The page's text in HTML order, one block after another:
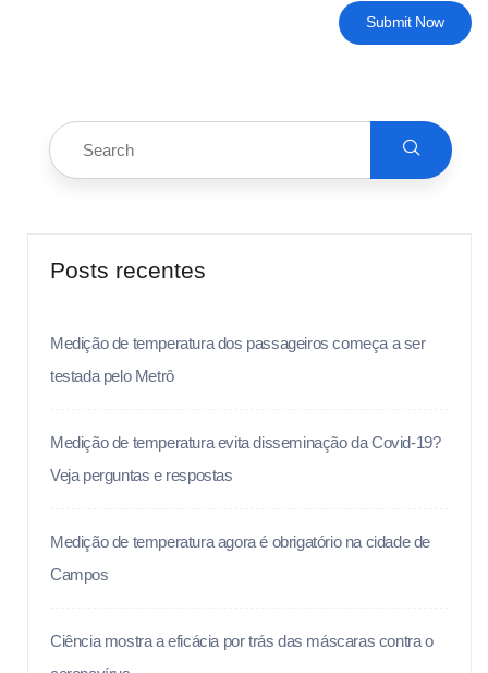
Posts recentes
Medição de temperatura dos passageiros começa a ser
testada pelo Metrô
Medição de temperatura evita disseminação da Covid-19?
Veja perguntas e respostas
Medição de temperatura agora é obrigatório na cidade de
Campos
Ciência mostra a eficácia por trás das máscaras contra o